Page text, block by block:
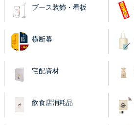
ブース装飾・看板
横断幕
宅配資材
飲食店消耗品